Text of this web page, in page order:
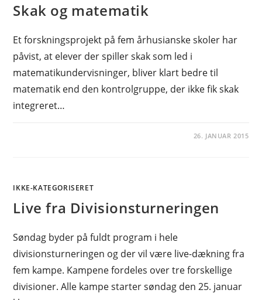
Skak og matematik
Et forskningsprojekt på fem århusianske skoler har
påvist, at elever der spiller skak som led i
matematikundervisninger, bliver klart bedre til
matematik end den kontrolgruppe, der ikke fik skak
integreret…
26. JANUAR 2015
IKKE-KATEGORISERET
Live fra Divisionsturneringen
Søndag byder på fuldt program i hele
divisionsturneringen og der vil være live-dækning fra
fem kampe. Kampene fordeles over tre forskellige
divisioner. Alle kampe starter søndag den 25. januar